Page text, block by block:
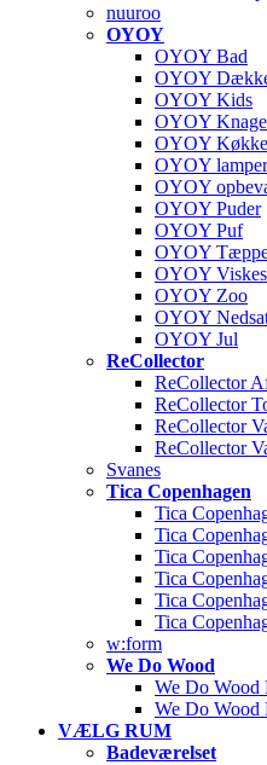
nuuroo
OYOY
OYOY Bad
OYOY
OYOY Kids
OYOY
OYOY
OYOY lamper
OYOY
OYOY Puder
OYOY Puf
OYOY
OYOY
OYOY Zoo
OYOY
OYOY Jul
ReCollector
ReCollector
ReCollector
ReCollector
ReCollector
Svanes
Tica Copenhagen
Tica
Tica
Tica
Tica
Tica
Tica
w:form
We Do Wood
We Do Wood
We Do Wood
VÆLG RUM
Badeværelset